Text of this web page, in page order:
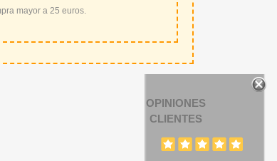
mayor a 25 euros.
OPINIONES
CLIENTES